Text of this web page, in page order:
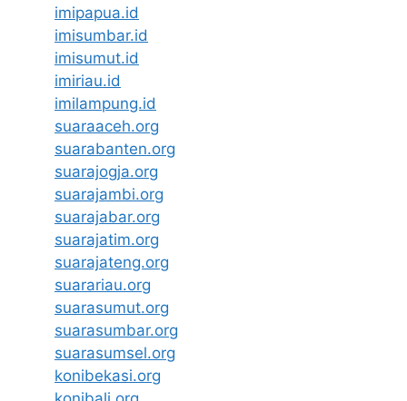
imipapua.id
imisumbar.id
imisumut.id
imiriau.id
imilampung.id
suaraaceh.org
suarabanten.org
suarajogja.org
suarajambi.org
suarajabar.org
suarajatim.org
suarajateng.org
suarariau.org
suarasumut.org
suarasumbar.org
suarasumsel.org
konibekasi.org